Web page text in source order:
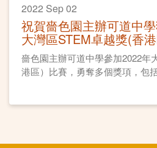
2022 Sep 02
祝賀嗇色園主辦可道中
大灣區STEM卓越獎(香港
嗇色園主辦可道中學參加2022年
港區）比賽，勇奪多個獎項，包